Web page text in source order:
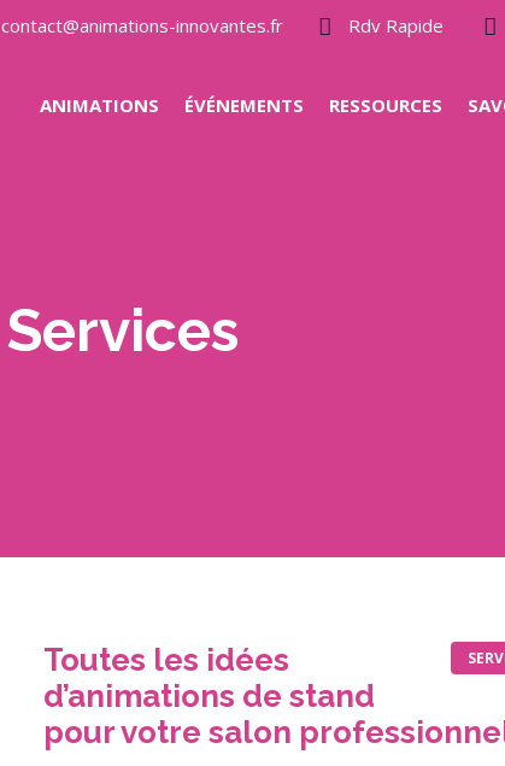
contact@animations-innovantes.fr Rdv Rapide
ANIMATIONS ÉVÉNEMENTS RESSOURCES
Services
Toutes les idées
d’animations de stand
pour votre salon